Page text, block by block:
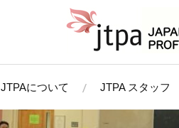
JTPAについて JTPA スタッフ